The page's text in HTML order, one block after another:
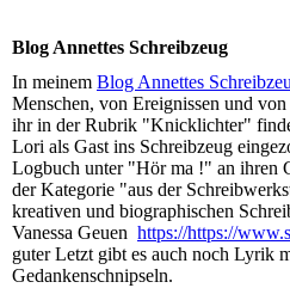
Blog Annettes Schreibzeug
In meinem Blog Annettes
Menschen, von Ereignissen und
ihr in der Rubrik "Knicklichter"
Lori als Gast ins Schreibzeug
Logbuch unter "Hör ma !" an ihren
der Kategorie "aus der
kreativen und biographischen
Vanessa Geuen https://https://
guter Letzt gibt es auch noch Lyrik
Gedankenschnipseln.